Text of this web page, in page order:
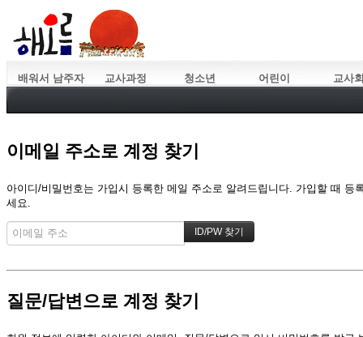
배워서 남주자 교사과정 청소년 어린이 교사
이메일 주소로 계정 찾기
아이디/비밀번호는 가입시 등록한 메일 주소로 알려드립니다. 가입할 때
세요.
질문/답변으로 계정 찾기